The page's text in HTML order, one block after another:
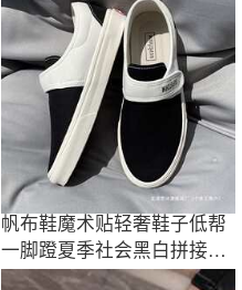
帆布鞋魔术贴轻奢鞋子低帮
一脚蹬夏季社会黑白拼接板
鞋夏季板鞋